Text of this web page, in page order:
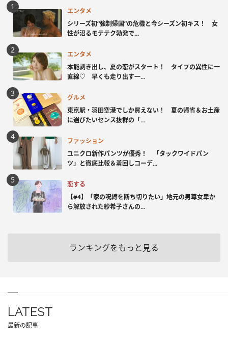
エンタメ
シリーズ初“強制帰国”の危機と今シーズン初キス！ 女
性が沼るモテテク勃発で...
エンタメ
本能剥き出し、夏の恋がスタート！ タイプの異性に一
直線♡ 早くも走り出す一...
グルメ
東京駅・羽田空港でしか買えない！ 夏の帰省＆お土産
に選びたいセンス抜群の「...
ファッション
ユニクロ新作パンツが優秀！ 「タックワイドパン
ツ」と徹底比較＆着回しコーデ...
恋する
【#4】「家の呪縛を断ち切りたい」地元の男尊女卑か
ら解放された紗希子さんの...
ランキングをもっと見る
LATEST
最新の記事